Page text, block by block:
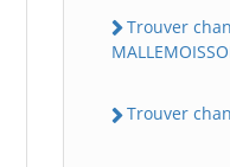
Trouver
Trouver